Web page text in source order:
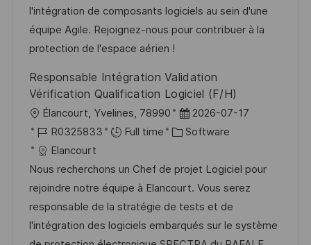
o
n
D
a
o
r
y
l'intégration de composants logiciels au sein d'une
équipe Agile. Rejoignez-nous pour contribuer à la
protection de l'espace aérien !
Responsable Intégration Validation
Vérification Qualification Logiciel (F/H)
L
o
c
a
t
i
o
Élancourt, Yvelines, 78990
P
o
t
e
d
D
2026-07-17
J
o
b
I
d
R0325833 Full time
C
t
e
g
o
Software
Elancourt
Nous recherchons un Chef de projet Logiciel pour
rejoindre notre équipe à Elancourt. Vous serez
responsable de la stratégie de tests et de
l'intégration des logiciels embarqués sur le système